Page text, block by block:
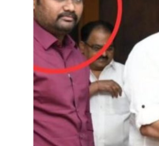
Spirituality
Politics